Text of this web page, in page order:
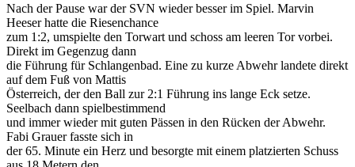
Nach der Pause war der SVN wieder besser im Spiel. Marvin
Heeser hatte die Riesenchance
zum 1:2, umspielte den Torwart und schoss am leeren Tor vorbei.
Direkt im Gegenzug dann
die Führung für Schlangenbad. Eine zu kurze Abwehr landete direkt
auf dem Fuß von Mattis
Österreich, der den Ball zur 2:1 Führung ins lange Eck setze.
Seelbach dann spielbestimmend
und immer wieder mit guten Pässen in den Rücken der Abwehr.
Fabi Grauer fasste sich in
der 65. Minute ein Herz und besorgte mit einem platzierten Schuss